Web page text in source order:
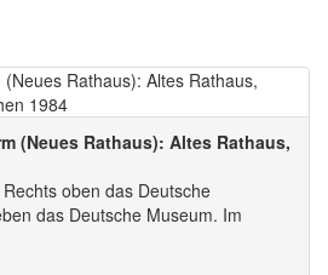
(Neues Rathaus): Altes Rathaus,
oben das Deutsche
das Deutsche Museum. Im